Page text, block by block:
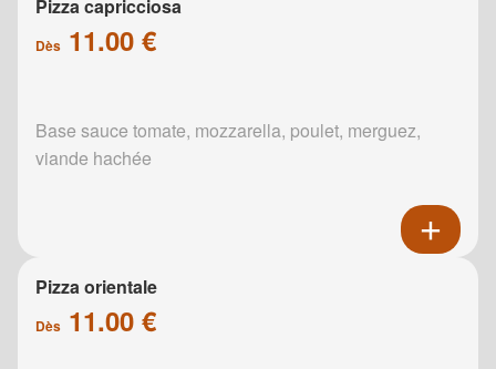
Pizza capricciosa
Dès 11.00 €
Base sauce tomate, mozzarella, poulet, merguez,
viande hachée
Pizza orientale
Dès 11.00 €